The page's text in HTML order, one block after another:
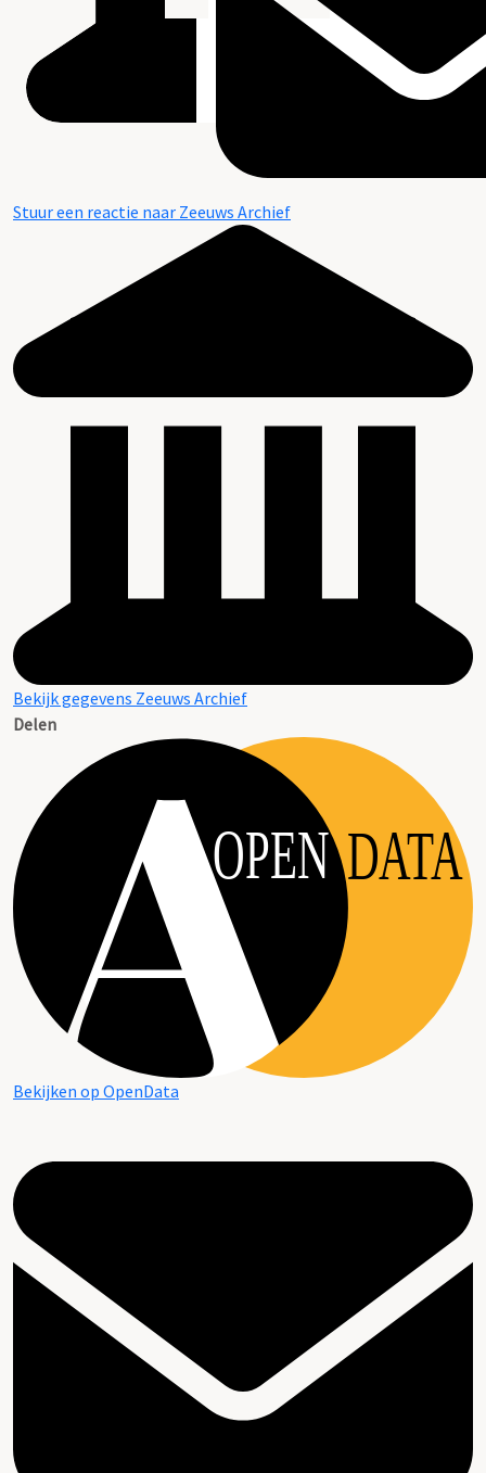
Stuur een reactie naar Zeeuws Archief
Bekijk gegevens Zeeuws Archief
Delen
OPEN DATA
Bekijken op OpenData